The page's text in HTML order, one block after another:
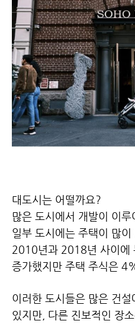
대도시는 어떨까요?
많은 도시에서 개발이 이
일부 도시에는 주택이 많
2010년과 2018년 사이에
증가했지만 주택 주식은
이러한 도시들은 많은 건설
있지만, 다른 진보적인 장